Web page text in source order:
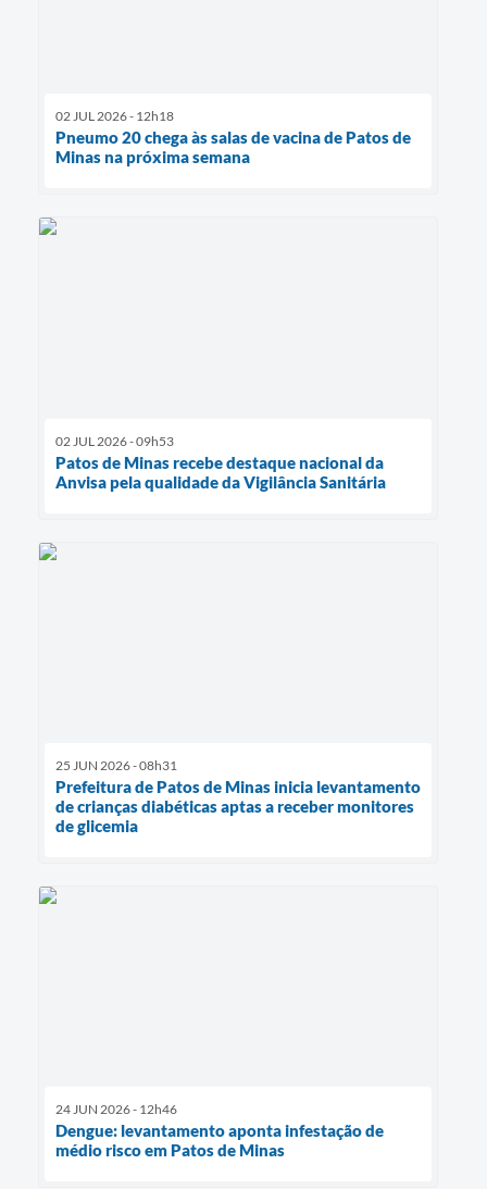
02 JUL 2026 - 12h18
Pneumo 20 chega às salas de vacina de Patos de
Minas na próxima semana
02 JUL 2026 - 09h53
Patos de Minas recebe destaque nacional da
Anvisa pela qualidade da Vigilância Sanitária
25 JUN 2026 - 08h31
Prefeitura de Patos de Minas inicia levantamento
de crianças diabéticas aptas a receber monitores
de glicemia
24 JUN 2026 - 12h46
Dengue: levantamento aponta infestação de
médio risco em Patos de Minas